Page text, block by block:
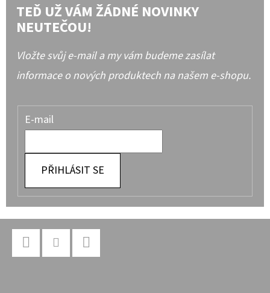
TEĎ UŽ VÁM ŽÁDNÉ NOVINKY
NEUTEČOU!
Vložte svůj e-mail a my vám budeme zasílat
informace o nových produktech na našem e-shopu.
E-mail
PŘIHLÁSIT SE